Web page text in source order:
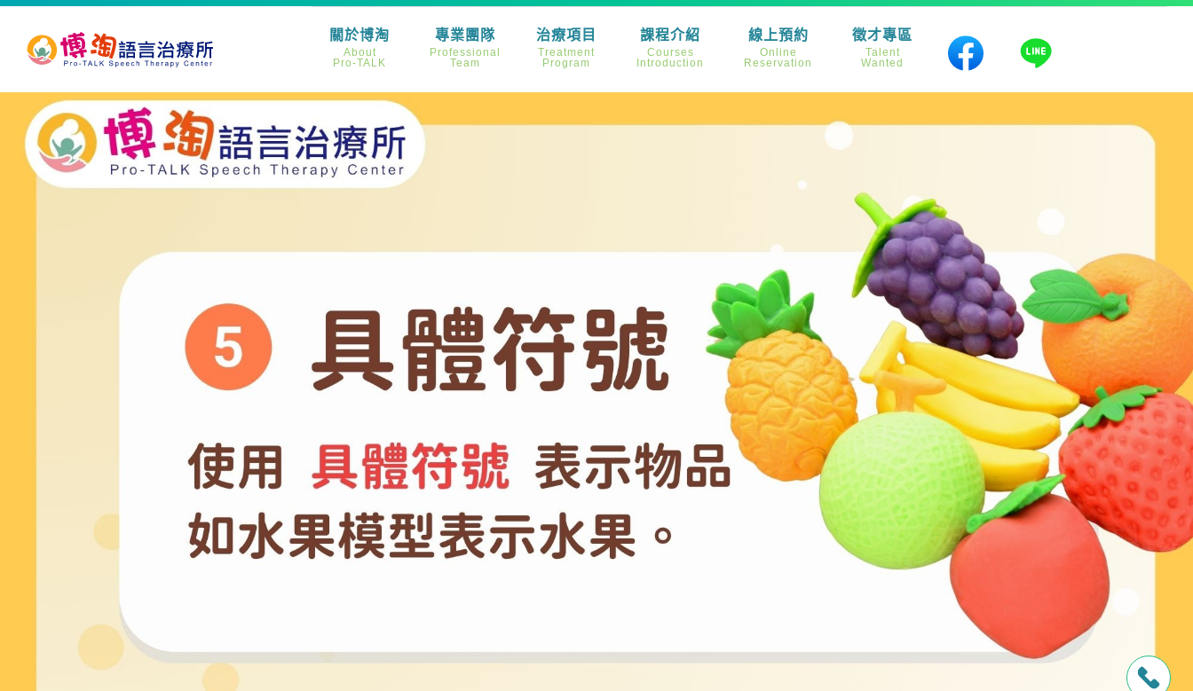
關於博淘
About
Pro-TALK
專業團隊
Professional
Team
治療項目
Treatment
Program
課程介紹
Courses
Introduction
線上預約
Online
Reservation
徵才專區
Talent
Wanted